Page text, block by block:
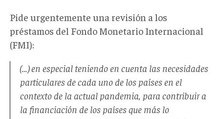
Pide urgentemente una revisión a los
préstamos del Fondo Monetario Internacional
(FMI):
(…) en especial teniendo en cuenta las necesidades
particulares de cada uno de los países en el
contexto de la actual pandemia, para contribuir a
la financiación de los países que más lo